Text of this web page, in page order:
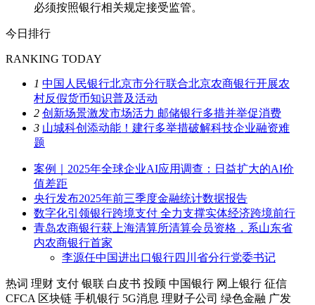
必须按照银行相关规定接受监管。
今日排行
RANKING TODAY
1 中国人民银行北京市分行联合北京农商银行开展农
村反假货币知识普及活动
2 创新场景激发市场活力 邮储银行多措并举促消费
3 山城科创添动能！建行多举措破解科技企业融资难
题
案例｜2025年全球企业AI应用调查：日益扩大的AI价
值差距
央行发布2025年前三季度金融统计数据报告
数字化引领银行跨境支付 全力支撑实体经济跨境前行
青岛农商银行获上海清算所清算会员资格，系山东省
内农商银行首家
李源任中国进出口银行四川省分行党委书记
热词 理财 支付 银联 白皮书 投顾 中国银行 网上银行 征信
CFCA 区块链 手机银行 5G消息 理财子公司 绿色金融 广发